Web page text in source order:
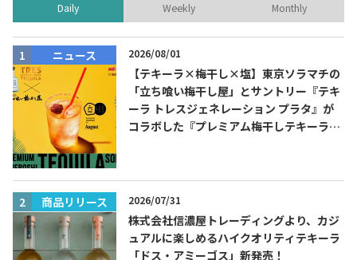
Daily Weekly Monthly
ニュース 2026/08/01
【テキーラ×梅干し×塩】東京ソラマチの
「立ち喰い梅干し屋」とサントリー『テキ
ーラ トレスジェネレーション プラタ』が
コラボした『プレミアム梅干しテキーラソ
商品リリース 2026/07/31
株式会社信濃屋トレーディングより、カジ
ュアルに楽しめるハイクオリティテキーラ
「ドス・アミーゴス」新発売！